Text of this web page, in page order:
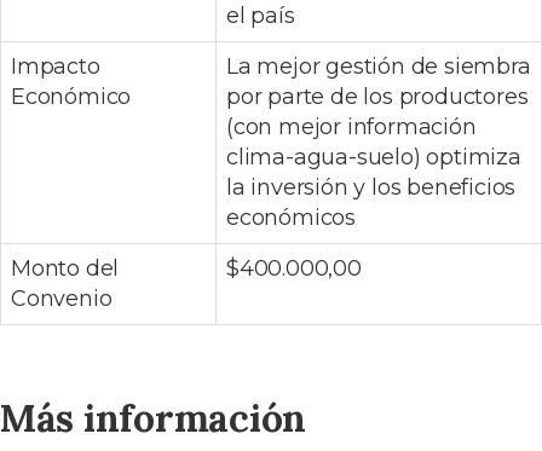
el país
Impacto
Económico
La mejor gestión de siembra
por parte de los productores
(con mejor información
clima-agua-suelo) optimiza
la inversión y los beneficios
económicos
Monto del
Convenio
$400.000,00
Más información